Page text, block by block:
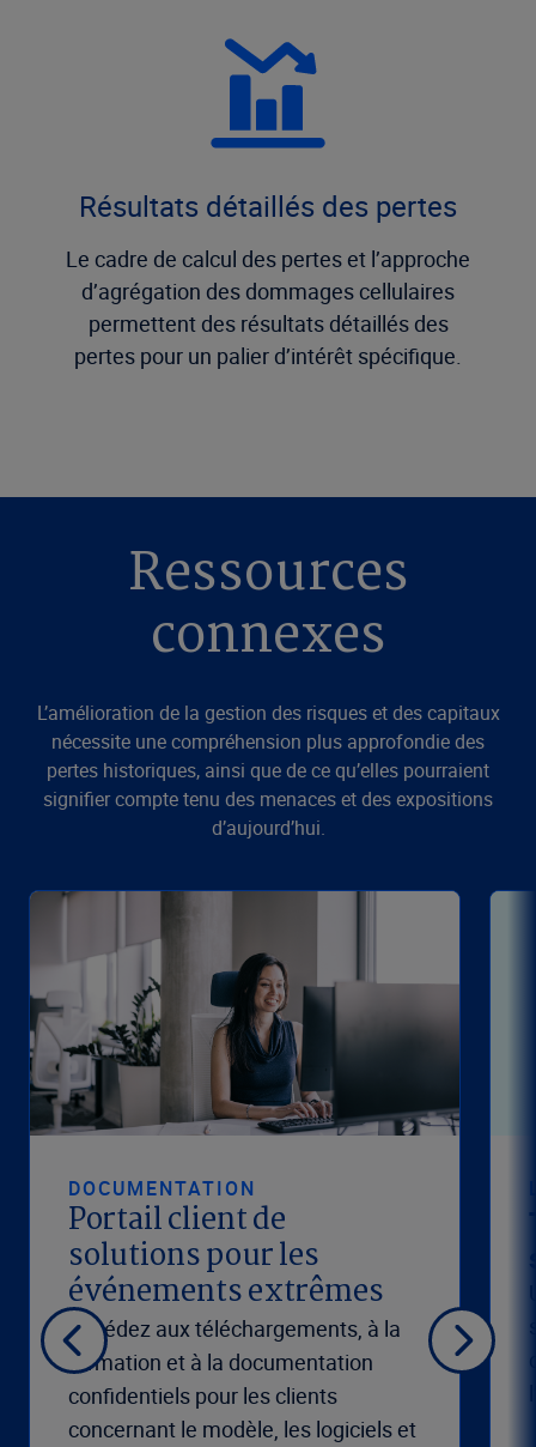
Résultats détaillés des pertes
Le cadre de calcul des pertes et l’approche
d’agrégation des dommages cellulaires
permettent des résultats détaillés des
pertes pour un palier d’intérêt spécifique.
Ressources
connexes
L’amélioration de la gestion des risques et des capitaux
nécessite une compréhension plus approfondie des
pertes historiques, ainsi que de ce qu’elles pourraient
signifier compte tenu des menaces et des expositions
d’aujourd’hui.
DOCUMENTATION
Portail client de
solutions pour les
événements extrêmes
Accédez aux téléchargements, à la
formation et à la documentation
confidentiels pour les clients
concernant le modèle, les logiciels et